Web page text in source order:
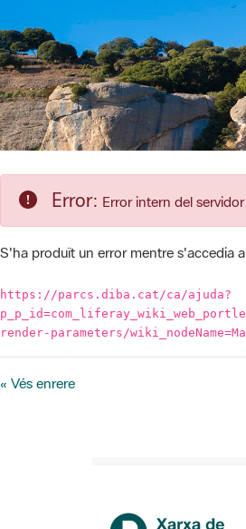
Error: Error intern del servidor
S'ha produït un error mentre s'accedia
https://parcs.diba.cat/ca/ajuda?
render-parameters/
« Vés enrere